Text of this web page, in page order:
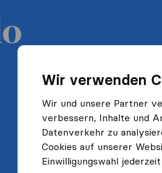
Wir verwenden
Wir und unsere Partner
verbessern, Inhalte und
Datenverkehr zu
Cookies auf unserer
Einwilligungswahl